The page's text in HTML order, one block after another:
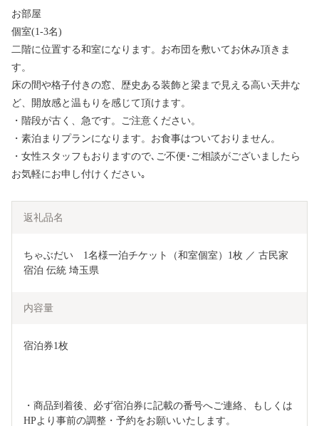
お部屋
個室(1-3名)
二階に位置する和室になります。お布団を敷いてお休み頂きま
す。
床の間や格子付きの窓、歴史ある装飾と梁まで見える高い天井な
ど、開放感と温もりを感じて頂けます。
・階段が古く、急です。ご注意ください。
・素泊まりプランになります。お食事はついておりません。
・女性スタッフもおりますので､ご不便･ご相談がございましたら
お気軽にお申し付けください｡
返礼品名
ちゃぶだい　1名様一泊チケット（和室個室）1枚 ／ 古民家
宿泊 伝統 埼玉県
内容量
宿泊券1枚
・商品到着後、必ず宿泊券に記載の番号へご連絡、もしくは
HPより事前の調整・予約をお願いいたします。